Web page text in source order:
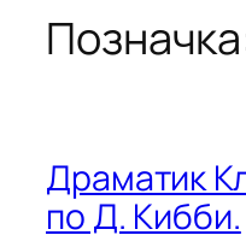
Драматик
по Д. Кибби.